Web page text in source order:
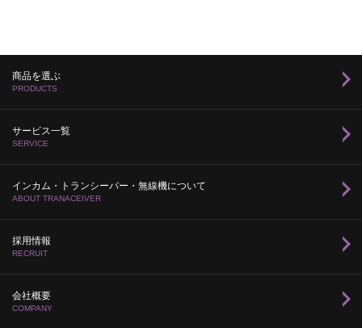
商品を選ぶ
PRODUCTS
サービス一覧
SERVICE
インカム・トランシーバー・無線機について
ABOUT TRANACEIVER
採用情報
RECRUIT
会社概要
COMPANY